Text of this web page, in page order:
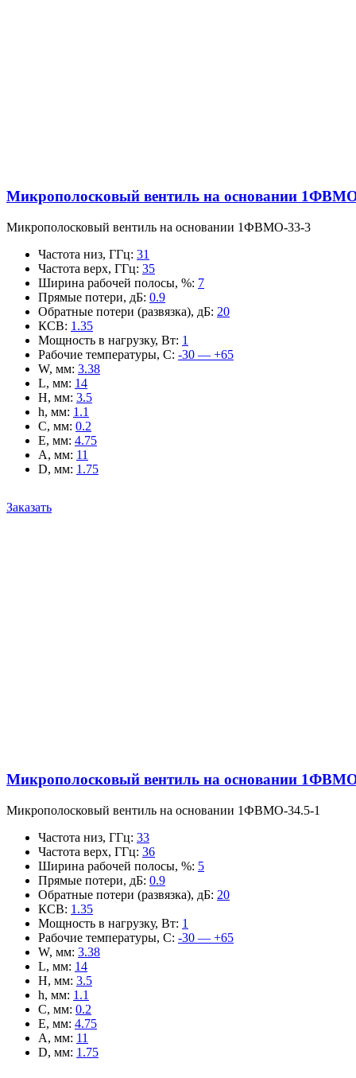
Микрополосковый вентиль на основании
Микрополосковый вентиль на основании 1ФВМO-33-3
Частота низ, ГГц: 31
Частота верх, ГГц: 35
Ширина рабочей полосы, %: 7
Прямые потери, дБ: 0.9
Обратные потери (развязка), дБ: 20
КСВ: 1.35
Мощность в нагрузку, Вт: 1
Рабочие температуры, С: -30 — +65
W, мм: 3.38
L, мм: 14
H, мм: 3.5
h, мм: 1.1
C, мм: 0.2
E, мм: 4.75
A, мм: 11
D, мм: 1.75
Заказать
Микрополосковый вентиль на основании
Микрополосковый вентиль на основании 1ФВМO-34.5-1
Частота низ, ГГц: 33
Частота верх, ГГц: 36
Ширина рабочей полосы, %: 5
Прямые потери, дБ: 0.9
Обратные потери (развязка), дБ: 20
КСВ: 1.35
Мощность в нагрузку, Вт: 1
Рабочие температуры, С: -30 — +65
W, мм: 3.38
L, мм: 14
H, мм: 3.5
h, мм: 1.1
C, мм: 0.2
E, мм: 4.75
A, мм: 11
D, мм: 1.75